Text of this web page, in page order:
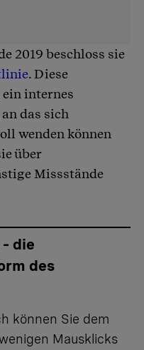
2019 beschloss sie
. Diese
internes
das sich
wenden können
über
Missstände
die
des
können Sie dem
Mausklicks